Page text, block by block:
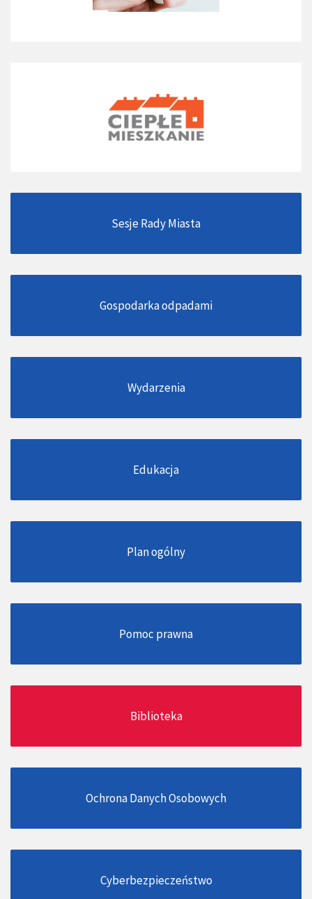
Sesje Rady Miasta
Gospodarka odpadami
Wydarzenia
Edukacja
Plan ogólny
Pomoc prawna
Biblioteka
Ochrona Danych Osobowych
Cyberbezpieczeństwo